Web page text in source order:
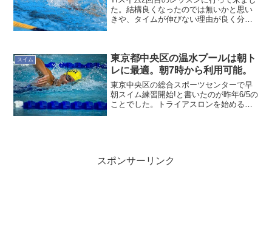
た。結構良くなったのでは無いかと思い
きや、タイムが伸びない理由が良く分か
て前後バランスが悪く...
スイム
東京都中央区の温水プールは朝ト
レに最適。朝7時から利用可能。
東京中央区の総合スポーツセンターで早
朝スイム練習開始!と書いたのが昨年6/5の
ことでした。トライアスロンを始める会
スポンサーリンク